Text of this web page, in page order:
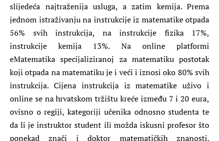
slijedeća najtraženija usluga, a zatim kemija. Prema
jednom istraživanju na instrukcije iz matematike otpada
56% svih instrukcija, na instrukcije fizika 17%,
instrukcije kemija 13%. Na online platformi
eMatematika specijaliziranoj za matematiku postotak
koji otpada na matematiku je i veći i iznosi oko 80% svih
instrukcija. Cijena instrukcija iz matematike uživo i
online se na hrvatskom tržištu kreće između 7 i 20 eura,
ovisno o regiji, kategoriji učenika odnosno studenta te
da li je instruktor student ili možda iskusni profesor što
ponekad znači i doktor matematičkih znanosti.